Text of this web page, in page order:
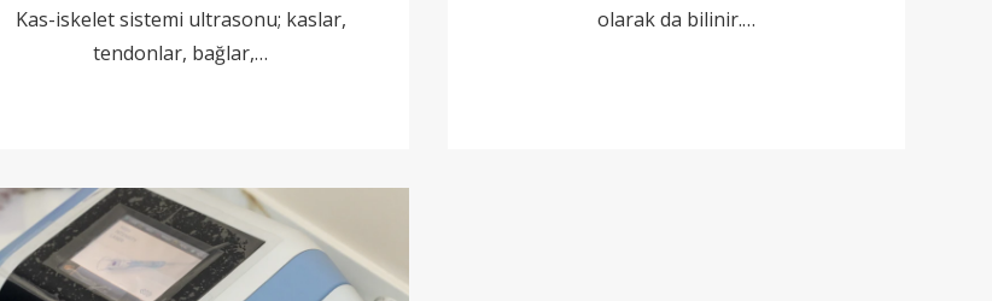
Kas-iskelet sistemi ultrasonu; kaslar,
tendonlar, bağlar,…
olarak da bilinir.…